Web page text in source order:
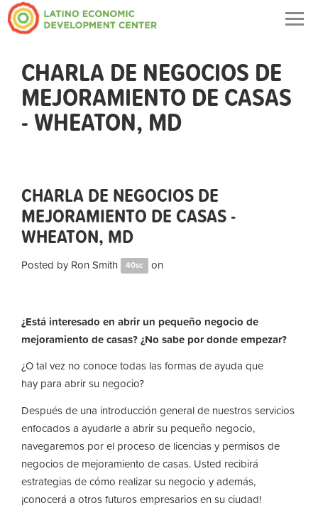
CHARLA DE NEGOCIOS DE
MEJORAMIENTO DE CASAS
- WHEATON, MD
CHARLA DE NEGOCIOS DE
MEJORAMIENTO DE CASAS -
WHEATON, MD
Posted by Ron Smith 40sc on
¿Está interesado en abrir un pequeño negocio de
mejoramiento de casas? ¿No sabe por donde empezar?
¿O tal vez no conoce todas las formas de ayuda que
hay para abrir su negocio?
Después de una introducción general de nuestros servicios
enfocados a ayudarle a abrir su pequeño negocio,
navegaremos por el proceso de licencias y permisos de
negocios de mejoramiento de casas. Usted recibirá
estrategias de cómo realizar su negocio y además,
¡conocerá a otros futuros empresarios en su ciudad!